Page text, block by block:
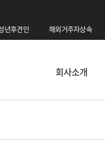
년후견인 해외거주자상속
회사소개